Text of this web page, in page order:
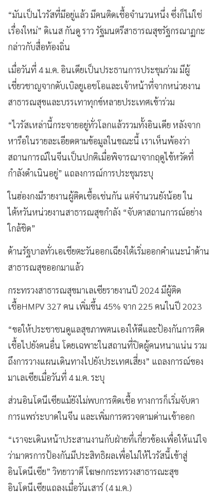
“มันเป็นไวรัสที่มีอยู่แล้ว มีคนติดเชื้อจำนวนหนึ่ง ซึ่งก็ไม่ใช่
เรื่องใหม่” ดิเนส กันดู ราว รัฐมนตรีสาธารณสุขรัฐกรณาฏกะ
กล่าวกับสื่อท้องถิ่น
เมื่อวันที่ 4 ม.ค. อินเดียเป็นประธานการประชุมร่วม มีผู้
เชี่ยวชาญจากดับเบิลยูเอชโอและเจ้าหน้าที่จากหน่วยงาน
สาธารณสุขและบรรเทาทุกข์หลายประเทศเข้าร่วม
“ไวรัสเหล่านี้กระจายอยู่ทั่วโลกแล้วรวมทั้งอินเดีย หลังจาก
หารือในรายละเอียดตามข้อมูลในขณะนี้ เราเห็นพ้องว่า
สถานการณ์ในจีนเป็นปกติเมื่อพิจารณาจากฤดูไข้หวัดที่
กำลังดำเนินอยู่” แถลงการณ์การประชุมระบุ
ในฮ่องกงมีรายงานผู้ติดเชื้อเช่นกัน แต่จำนวนยังน้อย ใน
ไต้หวันหน่วยงานสาธารณสุขกำลัง “จับตาสถานการณ์อย่าง
ใกล้ชิด”
ด้านรัฐบาลทั่วเอเชียตะวันออกเฉียงใต้เริ่มออกคำแนะนำด้าน
สาธารณสุขออกมาแล้ว
กระทรวงสาธารณสุขมาเลเซียรายงานปี 2024 มีผู้ติด
เชื้อHMPV 327 คน เพิ่มขึ้น 45% จาก 225 คนในปี 2023
“ขอให้ประชาชนดูแลสุขภาพตนเองให้ดีและป้องกันการติด
เชื้อไปยังคนอื่น โดยเฉพาะในสถานที่ปิดผู้คนหนาแน่น รวม
ถึงการวางแผนเดินทางไปยังประเทศเสี่ยง” แถลงการณ์ของ
มาเลเซียเมื่อวันที่ 4 ม.ค. ระบุ
ส่วนอินโดนีเซียแม้ยังไม่พบการติดเชื้อ ทางการก็เริ่มจับตา
การแพร่ระบาดในจีน และเพิ่มการตรวจตามด่านเข้าออก
“เราจะเดินหน้าประสานงานกับฝ่ายที่เกี่ยวข้องเพื่อให้แน่ใจ
ว่ามาตรการป้องกันมีประสิทธิผลเพื่อไม่ให้ไวรัสนี้เข้าสู่
อินโดนีเซีย” วิทยาวาตี โฆษกกระทรวงสาธารณะสุข
อินโดนีเซียแถลงเมื่อวันเสาร์ (4 ม.ค.)